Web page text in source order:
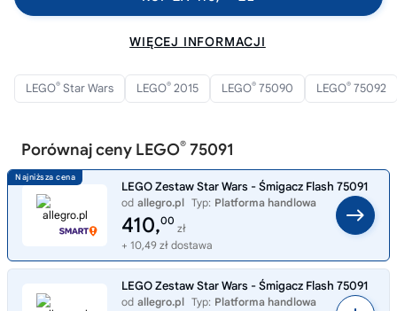
WIĘCEJ INFORMACJI
LEGO® Star Wars LEGO® 2015 LEGO® 75090 LEGO® 75092
Porównaj ceny LEGO® 75091
LEGO Zestaw Star Wars - Śmigacz Flash 75091
od allegro.pl Typ: Platforma handlowa
410,00
zł
+ 10,49 zł dostawa
LEGO Zestaw Star Wars - Śmigacz Flash 75091
od allegro.pl Typ: Platforma handlowa